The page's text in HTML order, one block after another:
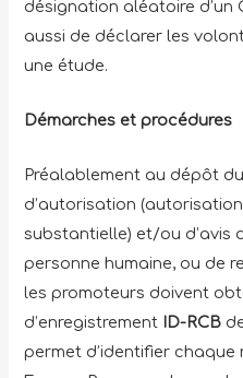
désignation aléatoire d’un
aussi de déclarer les
une étude.
Démarches et procédures
Préalablement au dépôt
d’autorisation
substantielle) et/ou d’avis
personne humaine, ou de
les promoteurs doivent
d’enregistrement ID-RCB
permet d’identifier chaque